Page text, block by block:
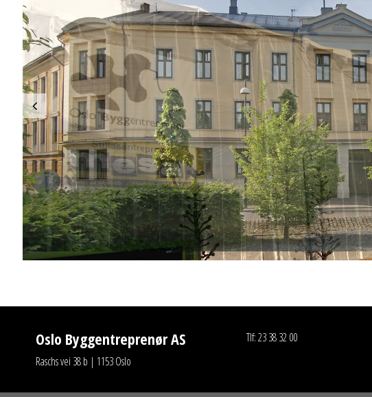
Oslo Byggentreprenør AS
Raschs vei 38 b | 1153 Oslo
Tlf: 23 38 32 00